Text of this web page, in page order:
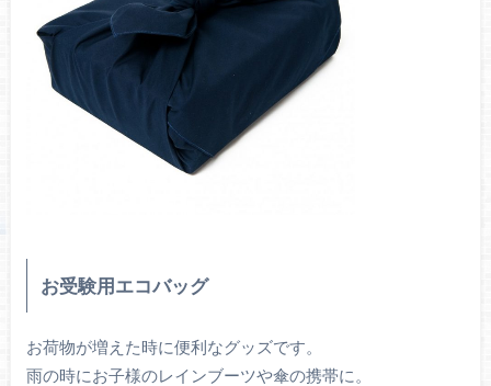
お受験用エコバッグ
お荷物が増えた時に便利なグッズです。
雨の時にお子様のレインブーツや傘の携帯に。